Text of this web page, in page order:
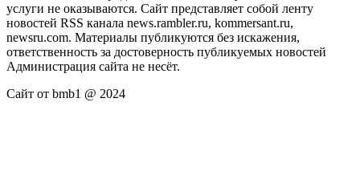
услуги не оказываются. Сайт представляет собой ленту
новостей RSS канала news.rambler.ru, kommersant.ru,
newsru.com. Материалы публикуются без искажения,
ответственность за достоверность публикуемых новостей
Администрация сайта не несёт.
Сайт от bmb1 @ 2024